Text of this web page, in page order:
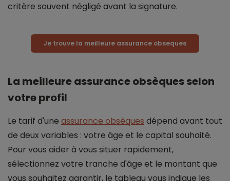
critère souvent négligé avant la signature.
Je trouve la meilleure assurance obseques
La meilleure assurance obsèques selon
votre profil
Le tarif d'une assurance obsèques dépend avant tout
de deux variables : votre âge et le capital souhaité.
Pour vous aider à vous situer rapidement,
sélectionnez votre tranche d'âge et le montant que
vous souhaitez garantir, le tableau vous indique les